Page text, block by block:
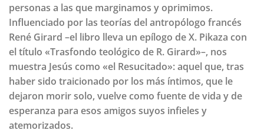
personas a las que marginamos y oprimimos.
Influenciado por las teorías del antropólogo francés
René Girard –el libro lleva un epílogo de X. Pikaza con
el título «Trasfondo teológico de R. Girard»–, nos
muestra Jesús como «el Resucitado»: aquel que, tras
haber sido traicionado por los más íntimos, que le
dejaron morir solo, vuelve como fuente de vida y de
esperanza para esos amigos suyos infieles y
atemorizados.